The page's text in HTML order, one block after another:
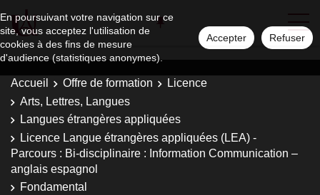
En poursuivant votre navigation sur ce
site, vous acceptez l'utilisation de
cookies à des fins de mesure
d'audience (statistiques anonymes).
Accepter Refuser
Accueil Offre de formation
Licence
Arts, Lettres, Langues
Langues étrangères appliquées
Licence Langue étrangères appliquées (LEA) -
Parcours : Bi-disciplinaire : Information Communication –
anglais espagnol
Fondamental